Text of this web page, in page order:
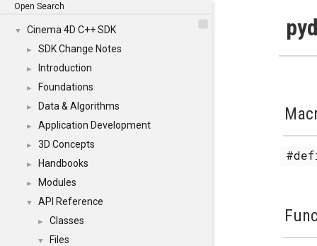
Open Search
▼ Cinema 4D C++ SDK
► SDK Change Notes
► Introduction
► Foundations
► Data & Algorithms
► Application Development
► 3D Concepts
► Handbooks
► Modules
▼ API Reference
► Classes
▼ Files